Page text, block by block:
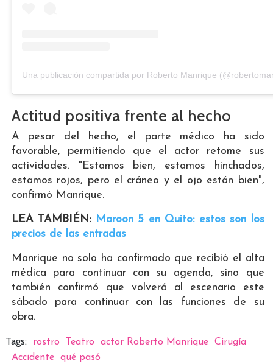
Una publicación compartida por Roberto Manrique
Actitud positiva frente al hecho
A pesar del hecho, el parte médico ha sido
favorable, permitiendo que el actor retome sus
actividades. "Estamos bien, estamos hinchados,
estamos rojos, pero el cráneo y el ojo están bien",
confirmó Manrique.
LEA TAMBIÉN: Maroon 5 en Quito: estos son los
precios de las entradas
Manrique no solo ha confirmado que recibió el alta
médica para continuar con su agenda, sino que
también confirmó que volverá al escenario este
sábado para continuar con las funciones de su
obra.
Tags: rostro Teatro actor Roberto Manrique
Cirugía
Accidente
qué pasó